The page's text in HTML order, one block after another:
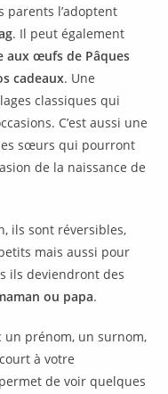
parents l’adoptent
. Il peut également
aux œufs de Pâques
cadeaux. Une
classiques qui
C’est aussi une
sœurs qui pourront
de la naissance de
ils sont réversibles,
mais aussi pour
ils deviendront des
ou papa.
un prénom, un surnom,
à votre
de voir quelques